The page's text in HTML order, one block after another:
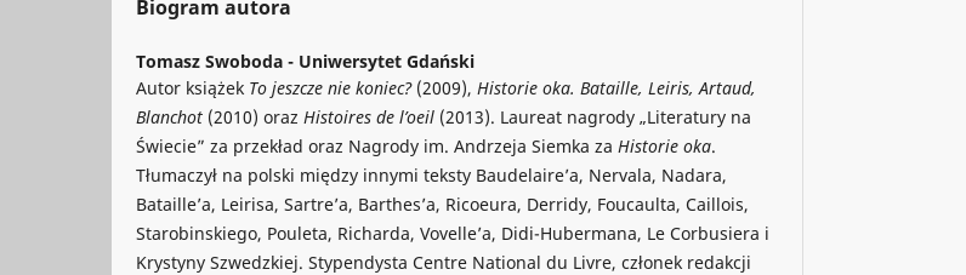
Biogram autora
Tomasz Swoboda - Uniwersytet Gdański
Autor książek To jeszcze nie koniec?(2009), Historie oka. Bataille, Leiris, Artaud,
Blanchot (2010) oraz Histoires de l’oeil (2013). Laureat nagrody „Literatury na
Świecie” za przekład oraz Nagrody im. Andrzeja Siemka za Historie oka.
Tłumaczył na polski między innymi teksty Baudelaire’a, Nervala, Nadara,
Bataille’a, Leirisa, Sartre’a, Barthes’a, Ricoeura, Derridy, Foucaulta, Caillois,
Starobinskiego, Pouleta, Richarda, Vovelle’a, Didi-Hubermana, Le Corbusiera i
Krystyny Szwedzkiej. Stypendysta Centre National du Livre, członek redakcji